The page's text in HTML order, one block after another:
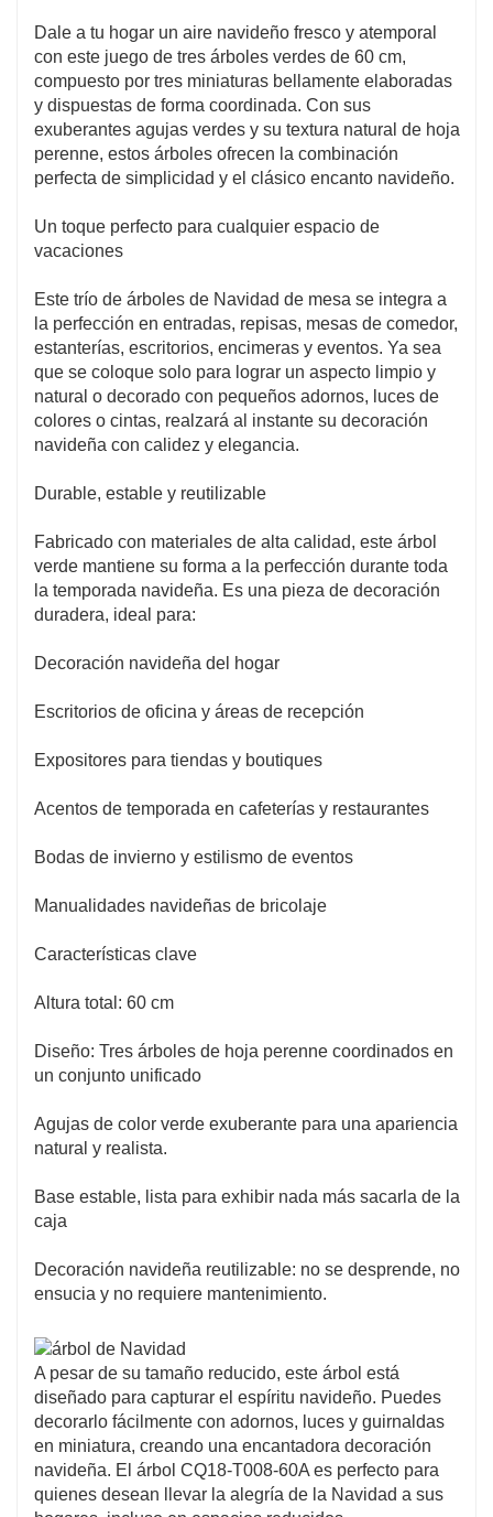
espacio.
Dale a tu hogar un aire navideño fresco y atemporal
con este juego de tres árboles verdes de 60 cm,
compuesto por tres miniaturas bellamente elaboradas
y dispuestas de forma coordinada. Con sus
exuberantes agujas verdes y su textura natural de hoja
perenne, estos árboles ofrecen la combinación
perfecta de simplicidad y el clásico encanto navideño.
Un toque perfecto para cualquier espacio de
vacaciones
Este trío de árboles de Navidad de mesa se integra a
la perfección en entradas, repisas, mesas de comedor,
estanterías, escritorios, encimeras y eventos. Ya sea
que se coloque solo para lograr un aspecto limpio y
natural o decorado con pequeños adornos, luces de
colores o cintas, realzará al instante su decoración
navideña con calidez y elegancia.
Durable, estable y reutilizable
Fabricado con materiales de alta calidad, este árbol
verde mantiene su forma a la perfección durante toda
la temporada navideña. Es una pieza de decoración
duradera, ideal para:
Decoración navideña del hogar
Escritorios de oficina y áreas de recepción
Expositores para tiendas y boutiques
Acentos de temporada en cafeterías y restaurantes
Bodas de invierno y estilismo de eventos
Manualidades navideñas de bricolaje
Características clave
Altura total: 60 cm
Diseño: Tres árboles de hoja perenne coordinados en
un conjunto unificado
Agujas de color verde exuberante para una apariencia
natural y realista.
Base estable, lista para exhibir nada más sacarla de la
caja
Decoración navideña reutilizable: no se desprende, no
ensucia y no requiere mantenimiento.
A pesar de su tamaño reducido, este árbol está
diseñado para capturar el espíritu navideño. Puedes
decorarlo fácilmente con adornos, luces y guirnaldas
en miniatura, creando una encantadora decoración
navideña. El árbol CQ18-T008-60A es perfecto para
quienes desean llevar la alegría de la Navidad a sus